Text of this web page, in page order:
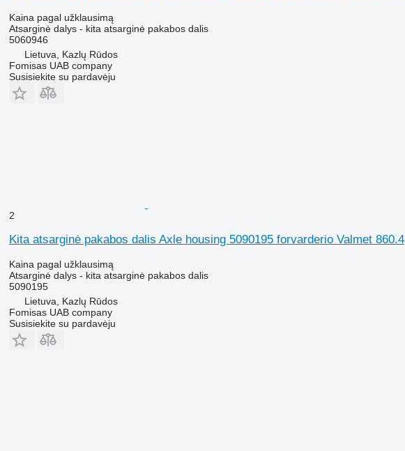
Kaina pagal užklausimą
Atsarginė dalys - kita atsarginė pakabos dalis
5060946
Lietuva, Kazlų Rūdos
Fomisas UAB company
Susisiekite su pardavėju
2
Kita atsarginė pakabos dalis Axle housing 5090195 forvarderio Valmet 860.4
Kaina pagal užklausimą
Atsarginė dalys - kita atsarginė pakabos dalis
5090195
Lietuva, Kazlų Rūdos
Fomisas UAB company
Susisiekite su pardavėju